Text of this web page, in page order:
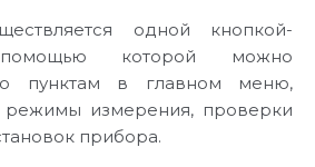
одной кнопкой-
которой можно
пунктам в главном меню,
режимы измерения, проверки
прибора.